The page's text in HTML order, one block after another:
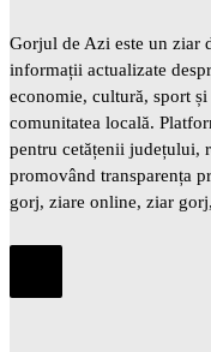
Gorjul de Azi este un ziar
informații actualizate
economie, cultură, sport
comunitatea locală.
pentru cetățenii județului,
promovând transparența
gorj, ziare online, ziar